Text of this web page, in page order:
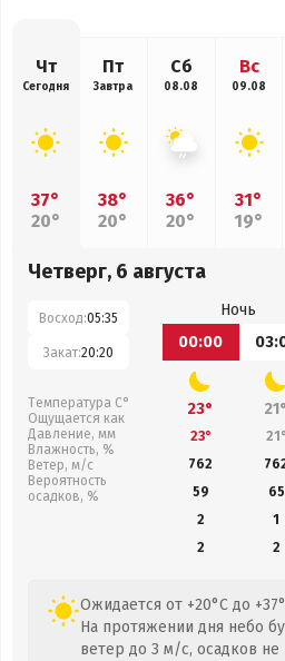
Чт
Сегодня
37°
20°
Пт
Завтра
38°
20°
Сб
08.08
36°
20°
Вс
09.08
31°
19°
Четверг, 6 августа
Восход:05:35
Закат:20:20
Температура С°
Ощущается как
Давление, мм
Влажность, %
Ветер, м/с
Вероятность
осадков, %
Ночь
00:00
23° 21°
23° 21°
762
59
65
2
1
2
2
Ожидается от +20°C до
На протяжении дня небо
ветер до 3 м/с, осадков не